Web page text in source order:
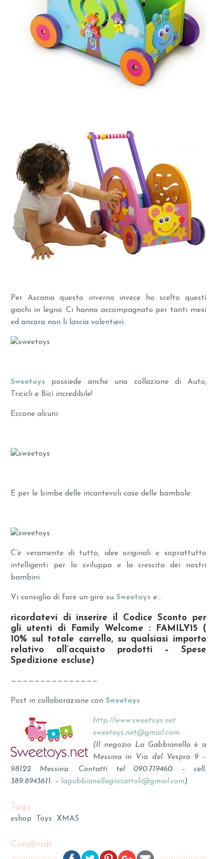
Per Ascanio questo inverno invece ho scelto questi
giochi in legno. Ci hanno accompagnato per tanti mesi
ed ancora non li lascia volentieri:
Sweetoys possiede anche una collazione di Auto,
Tricicli e Bici incredibile!
Eccone alcuni:
E per le bimbe delle incantevoli case delle bambole:
C’è veramente di tutto, idee originali e soprattutto
intelligenti per lo sviluppo e la crescita dei nostri
bambini.
Vi consiglio di fare un giro suSweetoys e…
ricordatevi di inserire il Codice Sconto per
gli utenti di Family Welcome : FAMILY15 (
10% sul totale carrello, su qualsiasi importo
relativo all’acquisto prodotti – Spese
Spedizione escluse)
———————————————
Post in collaborazione conSweetoys
http://www.sweetoys.net
sweetoys.net@gmail.com
(Il negozio La Gabbianella è a
Messina in Via del Vespro 9 –
98122 Messina. Contatti tel 090.719460 – cell.
389.8943611. – lagabbianellagiocattoli@gmail.com)
Tags
eshop Toys XMAS
Condividi